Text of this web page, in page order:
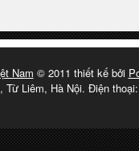
Nam © 2011 thiết kế bởi
Liêm, Hà Nội. Điện